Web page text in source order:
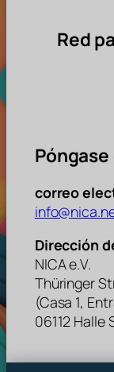
Red
correo
Dirección
NICA e.V.
Thüringer
(Casa 1,
06112 Halle